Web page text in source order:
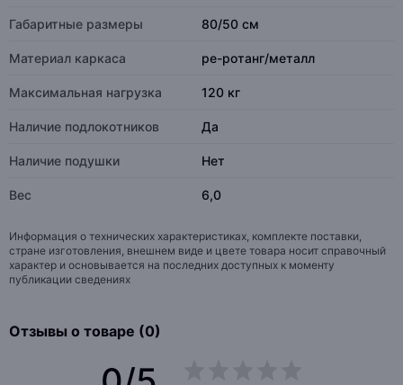
Габаритные размеры 80/50 см
Материал каркаса pe-ротанг/металл
Максимальная нагрузка 120 кг
Наличие подлокотников Да
Наличие подушки Нет
Вес 6,0
Информация о технических характеристиках, комплекте поставки,
стране изготовления, внешнем виде и цвете товара носит справочный
характер и основывается на последних доступных к моменту
публикации сведениях
Отзывы о товаре (0)